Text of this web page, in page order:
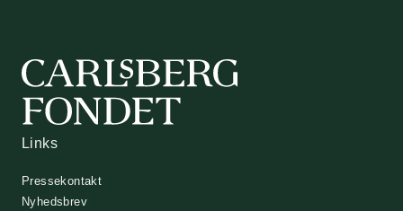
Links
Pressekontakt
Nyhedsbrev